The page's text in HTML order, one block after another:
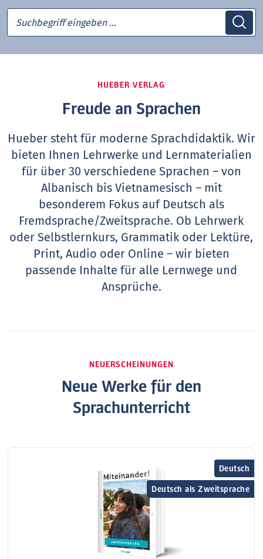
Suchbegriff eingeben …
HUEBER VERLAG
Freude an Sprachen
Hueber steht für moderne Sprachdidaktik. Wir
bieten Ihnen Lehrwerke und Lernmaterialien
für über 30 verschiedene Sprachen – von
Albanisch bis Vietnamesisch – mit
besonderem Fokus auf Deutsch als
Fremdsprache/Zweitsprache. Ob Lehrwerk
oder Selbstlernkurs, Grammatik oder Lektüre,
Print, Audio oder Online – wir bieten
passende Inhalte für alle Lernwege und
Ansprüche.
NEUERSCHEINUNGEN
Neue Werke für den
Sprachunterricht
Deutsch
Deutsch als Zweitsprache